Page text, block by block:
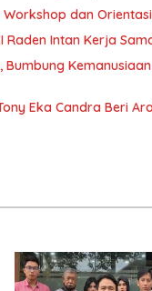
dan Orientasi
Raden Intan Kerja
Eka Candra Beri